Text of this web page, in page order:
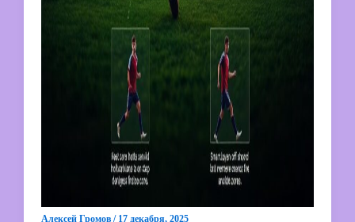
Алексей Громов/ 17 декабря, 2025